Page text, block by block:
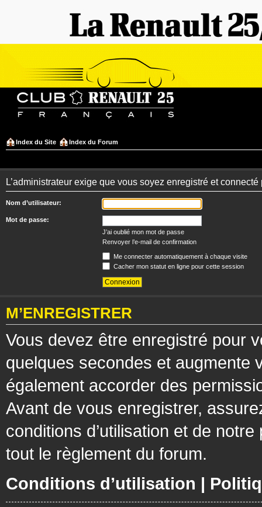
Index du Site Index du Forum
L’administrateur exige que vous soyez enregistré et
Nom d’utilisateur:
Mot de passe:
J’ai oublié mon mot de passe
Renvoyer l’e-mail de confirmation
Me connecter automatiquement à chaque visite
Cacher mon statut en ligne pour cette session
M’ENREGISTRER
Vous devez être enregistré pour
quelques secondes et augmente
également accorder des
Avant de vous enregistrer,
conditions d’utilisation et de
tout le règlement du forum.
Conditions d’utilisation |